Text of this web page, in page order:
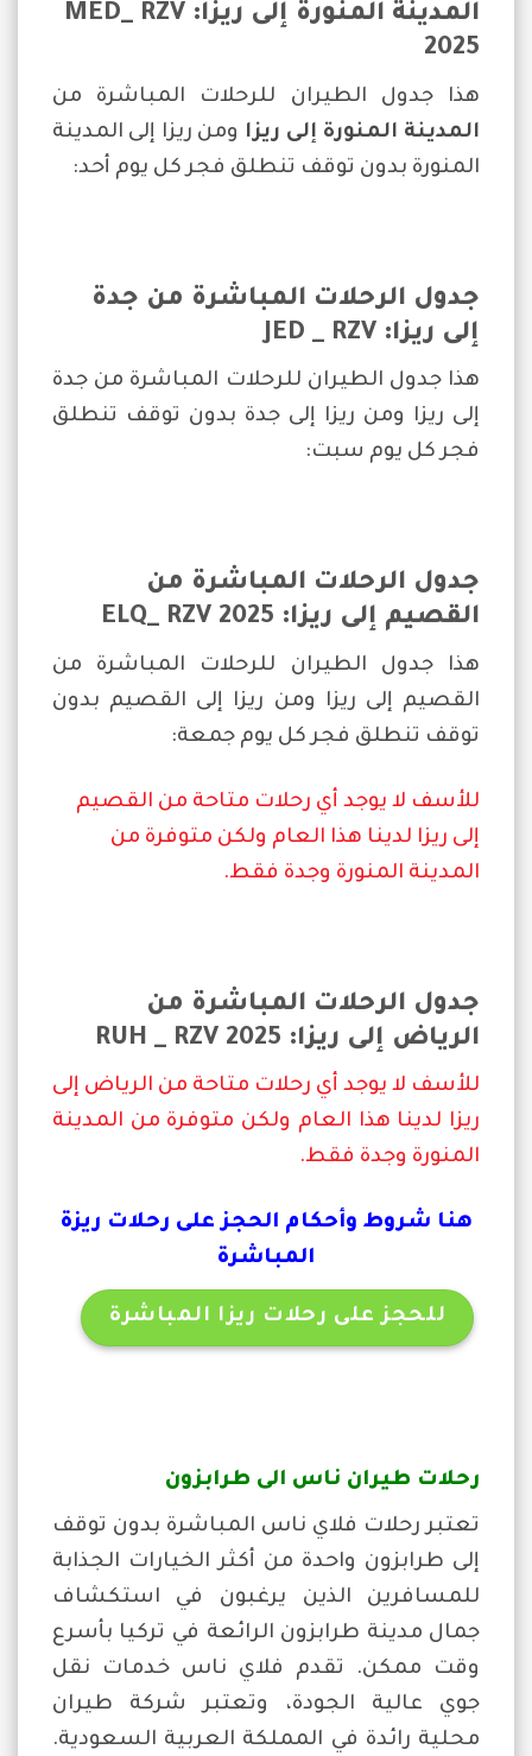
المدينة المنورة إلى ريزا
: MED_ RZV
2025
هذا جدول الطيران للرحلات المباشرة من
المدينة المنورة إلى ريزا ومن ريزا إلى المدينة
المنورة بدون توقف تنطلق فجر كل يوم أحد:
جدول الرحلات المباشرة من جدة
إلى ريزا: JED _ RZV
هذا جدول الطيران للرحلات المباشرة من جدة
إلى ريزا ومن ريزا إلى جدة بدون توقف تنطلق
فجر كل يوم سبت:
جدول الرحلات المباشرة من
القصيم إلى ريزا: ELQ_ RZV 2025
هذا جدول الطيران للرحلات المباشرة من
القصيم إلى ريزا ومن ريزا إلى القصيم بدون
توقف تنطلق فجر كل يوم جمعة:
للأسف لا يوجد أي رحلات متاحة من القصيم
إلى ريزا لدينا هذا العام ولكن متوفرة من
المدينة المنورة وجدة فقط.
جدول الرحلات المباشرة من
الرياض إلى ريزا: RUH _ RZV 2025
للأسف لا يوجد أي رحلات متاحة من الرياض إلى
ريزا لدينا هذا العام ولكن متوفرة من المدينة
المنورة وجدة فقط.
هنا شروط وأحكام الحجز على رحلات ريزة
المباشرة
للحجز على رحلات ريزا المباشرة
رحلات طيران ناس الى طرابزون
تعتبر رحلات فلاي ناس المباشرة بدون توقف
إلى طرابزون واحدة من أكثر الخيارات الجذابة
للمسافرين الذين يرغبون في استكشاف
جمال مدينة طرابزون الرائعة في تركيا بأسرع
وقت ممكن. تقدم فلاي ناس خدمات نقل
جوي عالية الجودة، وتعتبر شركة طيران
محلية رائدة في المملكة العربية السعودية.